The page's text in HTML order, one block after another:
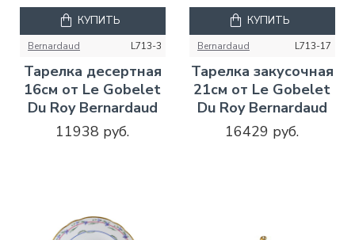
Bernardaud L713-3
Тарелка десертная
16см от Le Gobelet
Du Roy Bernardaud
11938 руб.
КУПИТЬ
Bernardaud L713-17
Тарелка закусочная
21см от Le Gobelet
Du Roy Bernardaud
16429 руб.
КУПИТЬ